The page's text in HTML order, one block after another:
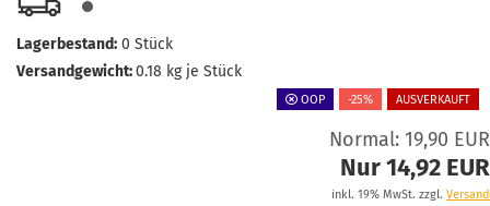
Lagerbestand: 0 Stück
Versandgewicht:0.18 kg je Stück
OOP -25% AUSVERKAUFT
Normal: 19,90 EUR
Nur 14,92 EUR
inkl. 19% MwSt. zzgl. Versand